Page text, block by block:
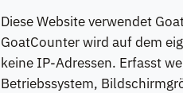
Diese Website verwendet
GoatCounter wird auf dem
keine IP-Adressen. Erfasst
Betriebssystem,